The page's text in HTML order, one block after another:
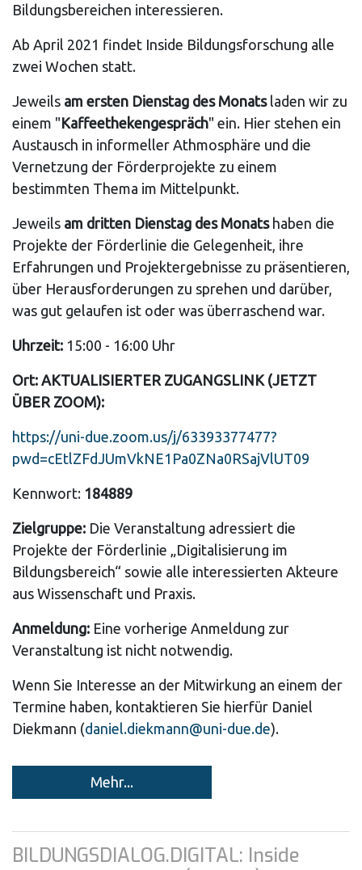
Bildungsbereichen interessieren.
Ab April 2021 findet Inside Bildungsforschung alle
zwei Wochen statt.
Jeweils am ersten Dienstag des Monatsladen wir zu
einem "Kaffeethekengespräch" ein. Hier stehen ein
Austausch in informeller Athmosphäre und die
Vernetzung der Förderprojekte zu einem
bestimmten Thema im Mittelpunkt.
Jeweils am dritten Dienstag des Monatshaben die
Projekte der Förderlinie die Gelegenheit, ihre
Erfahrungen und Projektergebnisse zu präsentieren,
über Herausforderungen zu sprehen und darüber,
was gut gelaufen ist oder was überraschend war.
Uhrzeit: 15:00 - 16:00 Uhr
Ort: AKTUALISIERTER ZUGANGSLINK (JETZT
ÜBER ZOOM):
https://uni-due.zoom.us/j/63393377477?
pwd=cEtlZFdJUmVkNE1Pa0ZNa0RSajVlUT09
Kennwort: 184889
Zielgruppe: Die Veranstaltung adressiert die
Projekte der Förderlinie „Digitalisierung im
Bildungsbereich“ sowie alle interessierten Akteure
aus Wissenschaft und Praxis.
Anmeldung: Eine vorherige Anmeldung zur
Veranstaltung ist nicht notwendig.
Wenn Sie Interesse an der Mitwirkung an einem der
Termine haben, kontaktieren Sie hierfür Daniel
Diekmann (daniel.diekmann@uni-due.de).
Mehr...
BILDUNGSDIALOG.DIGITAL: Inside